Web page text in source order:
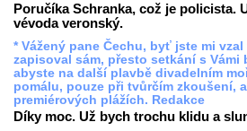
Poručíka Schranka, což je policista.
vévoda veronský.
* Vážený pane Čechu, byť jste mi
zapisoval sám, přesto setkání s Vámi
abyste na další plavbě divadelním
pomálu, pouze při tvůrčím zkoušení,
premiérových plážích. Redakce
Díky moc. Už bych trochu klidu a